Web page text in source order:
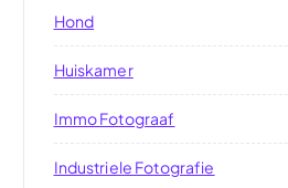
Hond
Huiskamer
Immo Fotograaf
Industriele Fotografie